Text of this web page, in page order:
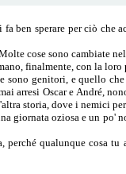
ben sperare per ciò che
cose sono cambiate
finalmente, con la
genitori, e quello
arresi Oscar e André,
storia, dove i nemici per
oziosa e un po'
qualunque cosa